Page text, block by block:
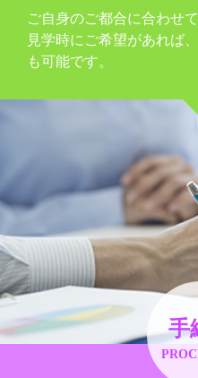
ご自身のご都合に合わせ
見学時にご希望があれば
も可能です。
手